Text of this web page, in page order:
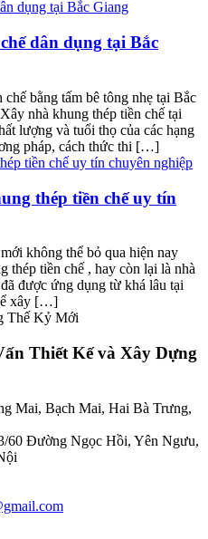
dân dụng tại Bắc
bằng tấm bê tông nhẹ tại Bắc
nhà khung thép tiền chế tại
lượng và tuổi thọ của các hạng
pháp, cách thức thi […]
thép tiền chế uy tín
không thể bỏ qua hiện nay
thép tiền chế , hay còn lại là nhà
được ứng dụng từ khá lâu tại
xây […]
Thế Kỷ Mới
Thiết Kế và Xây Dựng
Mai, Bạch Mai, Hai Bà Trưng,
60 Đường Ngọc Hồi, Yên Ngưu,